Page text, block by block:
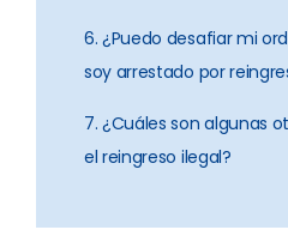
6. ¿Puedo desafiar mi
soy arrestado por
7. ¿Cuáles son algunas
el reingreso ilegal?